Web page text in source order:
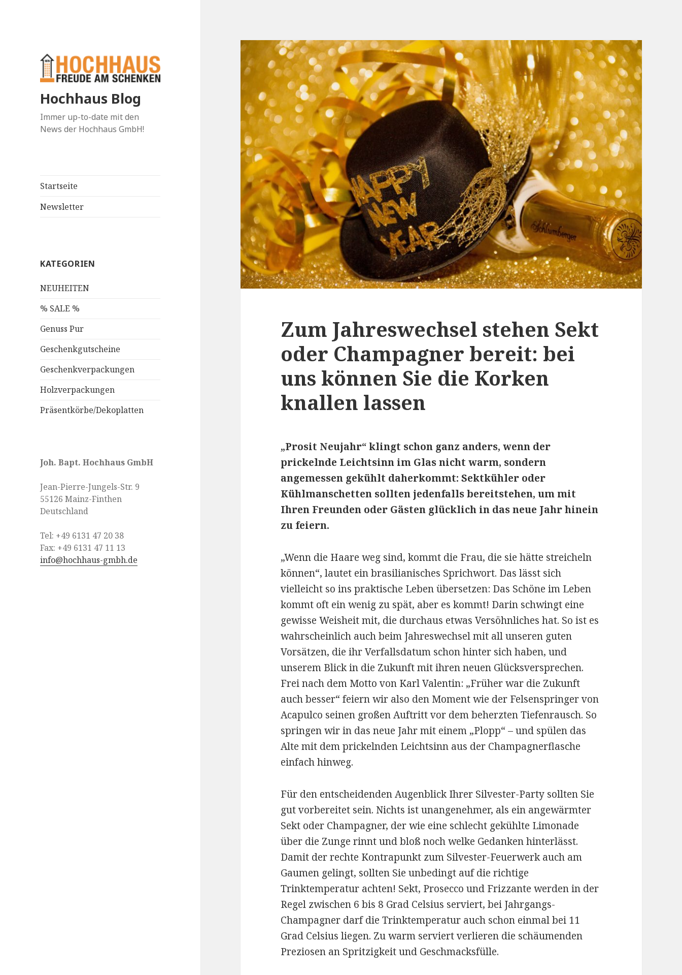
Hochhaus Blog
Immer up-to-date mit den
News der Hochhaus GmbH!
Startseite
Newsletter
KATEGORIEN
NEUHEITEN
% SALE %
Genuss Pur
Geschenkgutscheine
Geschenkverpackungen
Holzverpackungen
Präsentkörbe/Dekoplatten
Joh. Bapt. Hochhaus GmbH
Jean-Pierre-Jungels-Str. 9
55126 Mainz-Finthen
Deutschland
Tel: +49 6131 47 20 38
Fax: +49 6131 47 11 13
info@hochhaus-gmbh.de
Zum Jahreswechsel stehen Sekt
oder Champagner bereit: bei
uns können Sie die Korken
knallen lassen
„Prosit Neujahr“ klingt schon ganz anders, wenn der
prickelnde Leichtsinn im Glas nicht warm, sondern
angemessen gekühlt daherkommt: Sektkühler oder
Kühlmanschetten sollten jedenfalls bereitstehen, um mit
Ihren Freunden oder Gästen glücklich in das neue Jahr hinein
zu feiern.
„Wenn die Haare weg sind, kommt die Frau, die sie hätte streicheln
können“, lautet ein brasilianisches Sprichwort. Das lässt sich
vielleicht so ins praktische Leben übersetzen: Das Schöne im Leben
kommt oft ein wenig zu spät, aber es kommt! Darin schwingt eine
gewisse Weisheit mit, die durchaus etwas Versöhnliches hat. So ist es
wahrscheinlich auch beim Jahreswechsel mit all unseren guten
Vorsätzen, die ihr Verfallsdatum schon hinter sich haben, und
unserem Blick in die Zukunft mit ihren neuen Glücksversprechen.
Frei nach dem Motto von Karl Valentin: „Früher war die Zukunft
auch besser“ feiern wir also den Moment wie der Felsenspringer von
Acapulco seinen großen Auftritt vor dem beherzten Tiefenrausch. So
springen wir in das neue Jahr mit einem „Plopp“ – und spülen das
Alte mit dem prickelnden Leichtsinn aus der Champagnerflasche
einfach hinweg.
Für den entscheidenden Augenblick Ihrer Silvester-Party sollten Sie
gut vorbereitet sein. Nichts ist unangenehmer, als ein angewärmter
Sekt oder Champagner, der wie eine schlecht gekühlte Limonade
über die Zunge rinnt und bloß noch welke Gedanken hinterlässt.
Damit der rechte Kontrapunkt zum Silvester-Feuerwerk auch am
Gaumen gelingt, sollten Sie unbedingt auf die richtige
Trinktemperatur achten! Sekt, Prosecco und Frizzante werden in der
Regel zwischen 6 bis 8 Grad Celsius serviert, bei Jahrgangs-
Champagner darf die Trinktemperatur auch schon einmal bei 11
Grad Celsius liegen. Zu warm serviert verlieren die schäumenden
Preziosen an Spritzigkeit und Geschmacksfülle.